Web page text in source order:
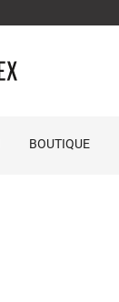
BOUTIQUE